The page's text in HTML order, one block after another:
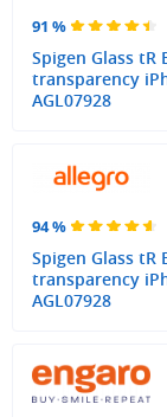
91 %
Spigen Glass tR
transparency
AGL07928
94 %
Spigen Glass tR
transparency
AGL07928